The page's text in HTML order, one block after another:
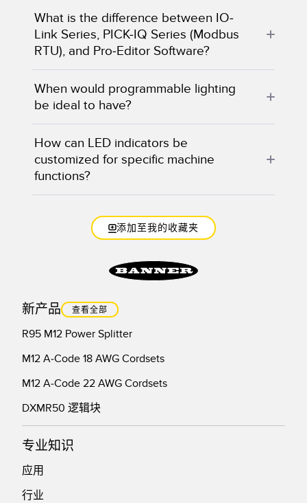
What is the difference between IO-
Link Series, PICK-IQ Series (Modbus
RTU), and Pro-Editor Software?
When would programmable lighting
be ideal to have?
How can LED indicators be
customized for specific machine
functions?
添加至我的收藏夹
新产品 查看全部
R95 M12 Power Splitter
M12 A-Code 18 AWG Cordsets
M12 A-Code 22 AWG Cordsets
DXMR50 逻辑块
专业知识
应用
行业